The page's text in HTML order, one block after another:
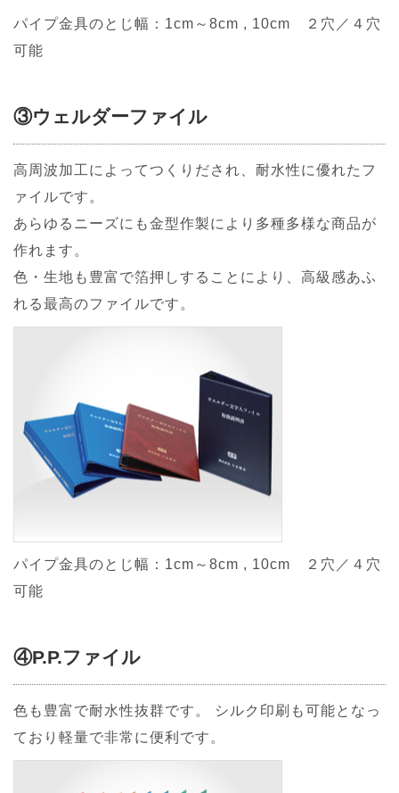
パイプ金具のとじ幅：1cm～8cm , 10cm ２穴／４穴
可能
③ウェルダーファイル
高周波加工によってつくりだされ、耐水性に優れたフ
ァイルです。
あらゆるニーズにも金型作製により多種多様な商品が
作れます。
色・生地も豊富で箔押しすることにより、高級感あふ
れる最高のファイルです。
パイプ金具のとじ幅：1cm～8cm , 10cm ２穴／４穴
可能
④P.P.ファイル
色も豊富で耐水性抜群です。 シルク印刷も可能となっ
ており軽量で非常に便利です。